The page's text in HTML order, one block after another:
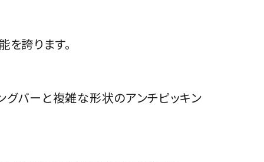
誇ります。
バーと複雑な形状のアンチピッキン